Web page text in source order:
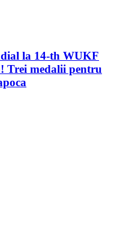
la 14-th WUKF
Trei medalii pentru